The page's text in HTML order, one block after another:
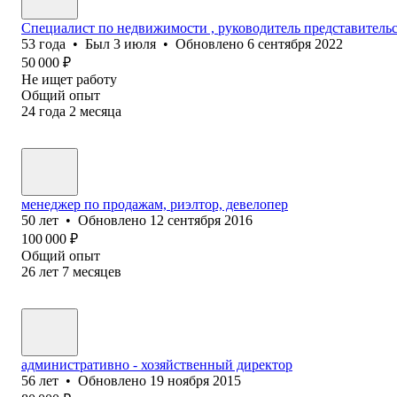
Специалист по недвижимости , руководитель
53 года • Был 3 июля • Обновлено 6 сентября 2022
50 000 ₽
Не ищет работу
Общий опыт
24 года 2 месяца
менеджер по продажам, риэлтор, девелопер
50 лет • Обновлено 12 сентября 2016
100 000 ₽
Общий опыт
26 лет 7 месяцев
административно - хозяйственный директор
56 лет • Обновлено 19 ноября 2015